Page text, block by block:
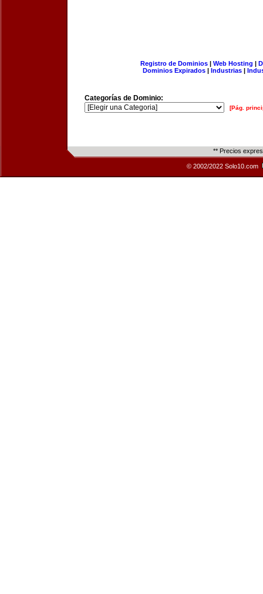
Registro de Dominios| Web Hosting |
Dominios Expirados | Industrias |
Categorías de Dominio:
[Pág.
** Precios
© 2002/2022 Solo10.com